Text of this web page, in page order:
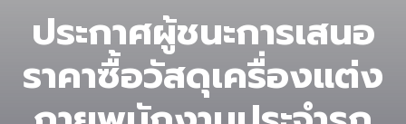
ประกาศผู้ชนะการเสนอ
ราคาซื้อวัสดุเครื่องแต่ง